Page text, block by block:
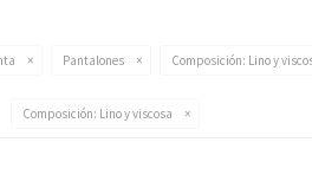
Pantalones Composición: Lino y
Composición: Lino y viscosa